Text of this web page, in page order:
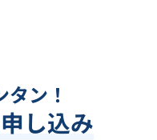
ン！
し込み